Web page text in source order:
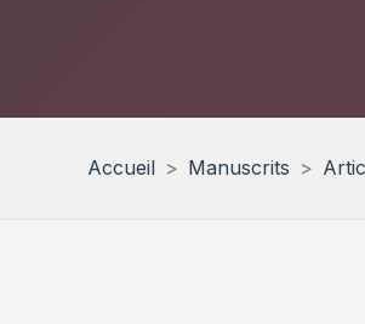
Accueil Manuscrits